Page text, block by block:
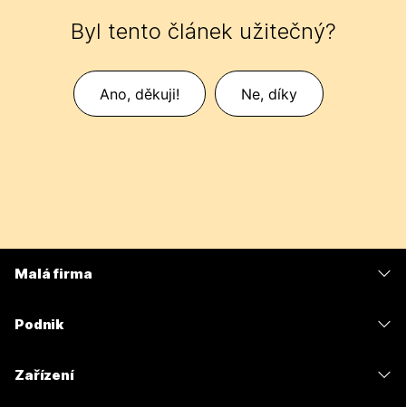
Byl tento článek užitečný?
Ano, děkuji! Ne, díky
Malá firma
Podnik
Zařízení